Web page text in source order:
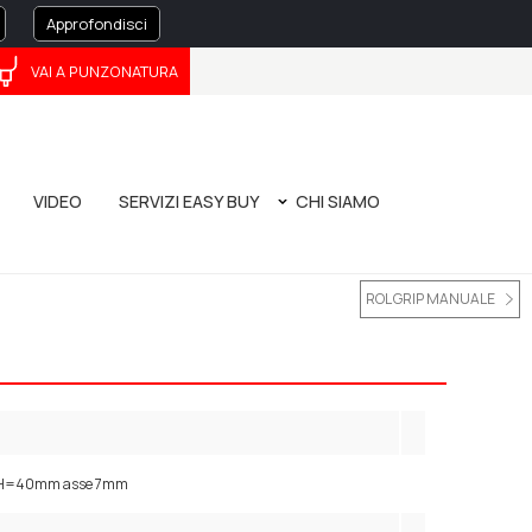
Approfondisci
VIDEO SERVIZI EASY BUY CHI SIAMO
VAI A PUNZONATURA
ROL GRIP MANUALE
asse 7mm